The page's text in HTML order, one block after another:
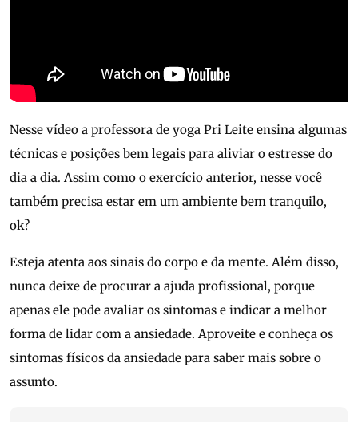
Nesse vídeo a professora de yoga Pri Leite ensina algumas
técnicas e posições bem legais para aliviar o estresse do
dia a dia. Assim como o exercício anterior, nesse você
também precisa estar em um ambiente bem tranquilo,
ok?
Esteja atenta aos sinais do corpo e da mente. Além disso,
nunca deixe de procurar a ajuda profissional, porque
apenas ele pode avaliar os sintomas e indicar a melhor
forma de lidar com a ansiedade. Aproveite e conheça os
sintomas físicos da ansiedade para saber mais sobre o
assunto.